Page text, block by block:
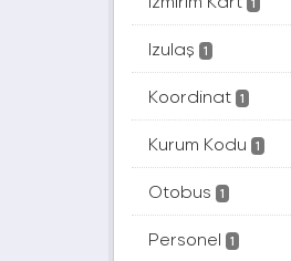
1
Izulaş 1
Koordinat 1
Kurum Kodu 1
Otobus 1
Personel 1